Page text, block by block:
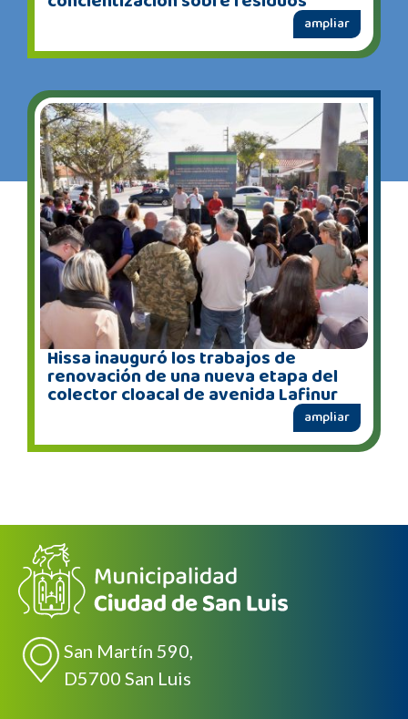
ampliar
Hissa inauguró los trabajos de
renovación de una nueva etapa del
colector cloacal de avenida Lafinur
ampliar
San Martín 590,
D5700 San Luis